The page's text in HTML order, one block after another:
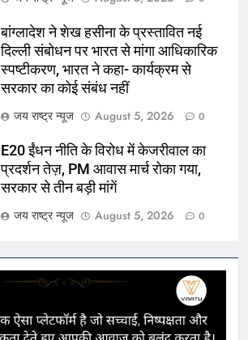
बांग्लादेश ने शेख हसीना के प्रस्तावित नई
दिल्ली संबोधन पर भारत से मांगा आधिकारिक
स्पष्टीकरण, भारत ने कहा- कार्यक्रम से
सरकार का कोई संबंध नहीं
जय राष्ट्र न्यूज
August 5, 2026 0
E20 ईंधन नीति के विरोध में केजरीवाल का
प्रदर्शन तेज़, PM आवास मार्च रोका गया,
सरकार से तीन बड़ी मांगें
जय राष्ट्र न्यूज
August 5, 2026 0